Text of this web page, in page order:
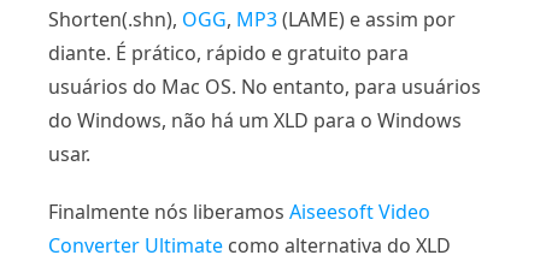
Shorten(.shn), OGG, MP3(LAME) e assim por
diante. É prático, rápido e gratuito para
usuários do Mac OS. No entanto, para usuários
do Windows, não há um XLD para o Windows
usar.
Finalmente nós liberamos Aiseesoft Video
Converter Ultimate como alternativa do XLD